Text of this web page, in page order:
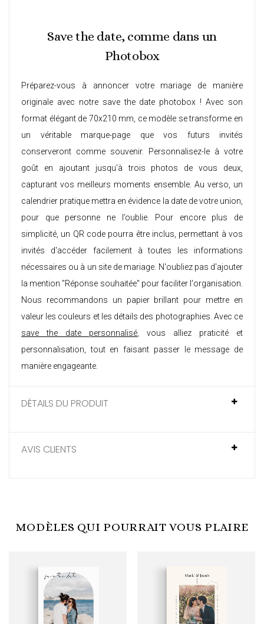
Save the date, comme dans un
Photobox
Préparez-vous à annoncer votre mariage de manière
originale avec notre save the date photobox ! Avec son
format élégant de 70x210 mm, ce modèle se transforme en
un véritable marque-page que vos futurs invités
conserveront comme souvenir. Personnalisez-le à votre
goût en ajoutant jusqu'à trois photos de vous deux,
capturant vos meilleurs moments ensemble. Au verso, un
calendrier pratique mettra en évidence la date de votre union,
pour que personne ne l’oublie. Pour encore plus de
simplicité, un QR code pourra être inclus, permettant à vos
invités d'accéder facilement à toutes les informations
nécessaires ou à un site de mariage. N'oubliez pas d'ajouter
la mention "Réponse souhaitée" pour faciliter l'organisation.
Nous recommandons un papier brillant pour mettre en
valeur les couleurs et les détails des photographies. Avec ce
save the date personnalisé , vous alliez praticité et
personnalisation, tout en faisant passer le message de
manière engageante.
DÉTAILS DU PRODUIT
AVIS CLIENTS
MODÈLES QUI POURRAIT VOUS PLAIRE